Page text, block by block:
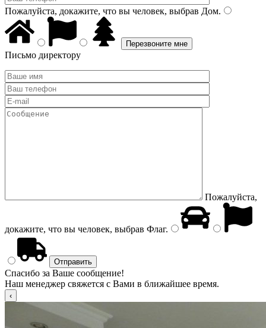
Пожалуйста, докажите, что вы человек, выбрав Дом.
Письмо директору
Пожалуйста,
докажите, что вы человек, выбрав Флаг.
Спасибо за Ваше сообщение!
Наш менеджер свяжется с Вами в ближайшее время.